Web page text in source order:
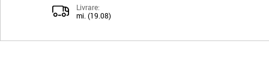
Livrare:
mi. (19.08)